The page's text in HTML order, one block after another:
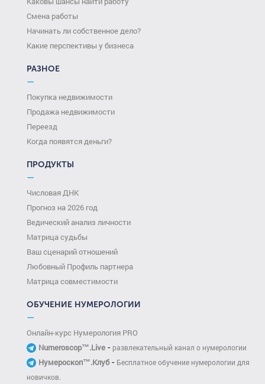
Смена работы
Начинать ли собственное дело?
Какие перспективы у бизнеса
РАЗНОЕ
—
Покупка недвижимости
Продажа недвижимости
Переезд
Когда появятся деньги?
ПРОДУКТЫ
—
Числовая ДНК
Прогноз на 2026 год
Ведический анализ личности
Матрица судьбы
Ваш сценарий отношений
Любовный Профиль партнера
Матрица совместимости
ОБУЧЕНИЕ НУМЕРОЛОГИИ
—
Онлайн-курс Нумерология PRO
Numeroscop™.Live - развлекательный канал о нумерологии
Нумероскоп™.Клуб- Бесплатное обучение нумерологии для
новичков.